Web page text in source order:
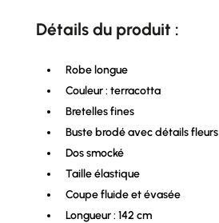
Détails du produit :
Robe longue
Couleur : terracotta
Bretelles fines
Buste brodé avec détails fleurs
Dos smocké
Taille élastique
Coupe fluide et évasée
Longueur : 142 cm